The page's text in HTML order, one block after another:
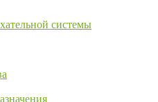
системы